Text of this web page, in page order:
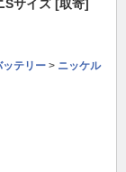
Sサイズ [取寄]
ッテリー > ニッケル